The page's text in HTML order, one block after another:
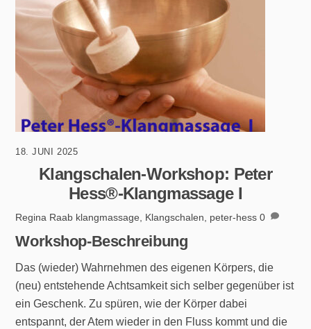
18. JUNI 2025
Klangschalen-Workshop: Peter
Hess®-Klangmassage I
Regina Raab klangmassage, Klangschalen, peter-hess 0
Workshop-Beschreibung
Das (wieder) Wahrnehmen des eigenen Körpers, die
(neu) entstehende Achtsamkeit sich selber gegenüber ist
ein Geschenk. Zu spüren, wie der Körper dabei
entspannt, der Atem wieder in den Fluss kommt und die